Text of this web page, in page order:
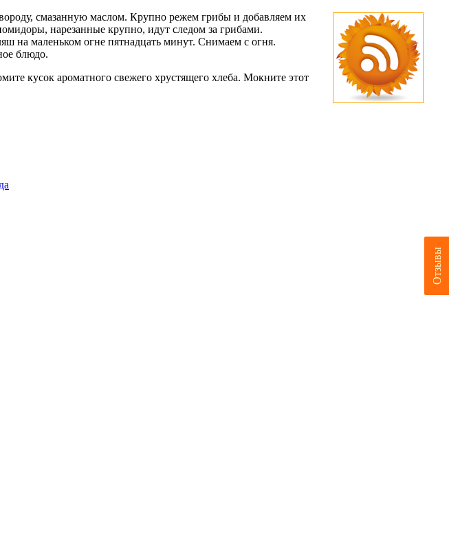
смазанную маслом. Крупно режем грибы и добавляем их
нарезанные крупно, идут следом за грибами.
на маленьком огне пятнадцать минут. Снимаем с огня.
блюдо.
кусок ароматного свежего хрустящего хлеба. Мокните этот
Отзывы